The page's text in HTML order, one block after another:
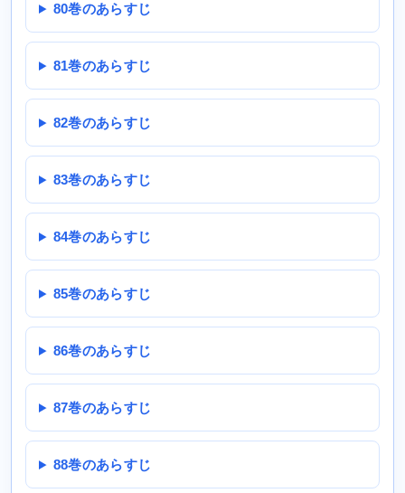
80巻のあらすじ
81巻のあらすじ
82巻のあらすじ
83巻のあらすじ
84巻のあらすじ
85巻のあらすじ
86巻のあらすじ
87巻のあらすじ
88巻のあらすじ